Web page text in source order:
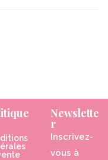
Newslette
r
Inscrivez-
vous à